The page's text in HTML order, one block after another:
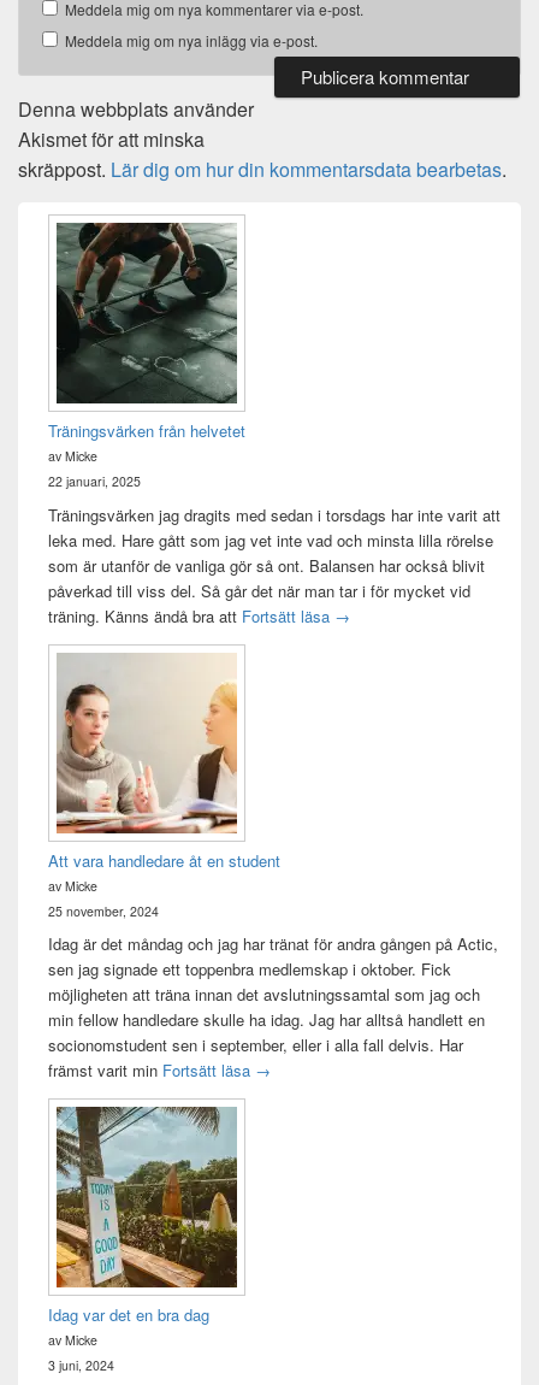
Meddela mig om nya kommentarer via e-post.
Meddela mig om nya inlägg via e-post.
Denna webbplats använder
Akismet för att minska
skräppost. Lär dig om hur din kommentarsdata bearbetas.
Primära
sidofältet
Widget
område
Träningsvärken från helvetet
av Micke
22 januari, 2025
Träningsvärken jag dragits med sedan i torsdags har inte varit att
leka med. Hare gått som jag vet inte vad och minsta lilla rörelse
som är utanför de vanliga gör så ont. Balansen har också blivit
påverkad till viss del. Så går det när man tar i för mycket vid
träning. Känns ändå bra att Fortsätt läsa Träningsvärken från helvetet
→
Att vara handledare åt en student
av Micke
25 november, 2024
Idag är det måndag och jag har tränat för andra gången på Actic,
sen jag signade ett toppenbra medlemskap i oktober. Fick
möjligheten att träna innan det avslutningssamtal som jag och
min fellow handledare skulle ha idag. Jag har alltså handlett en
socionomstudent sen i september, eller i alla fall delvis. Har
främst varit min Fortsätt läsa Att vara handledare åt en student
→
Idag var det en bra dag
av Micke
3 juni, 2024